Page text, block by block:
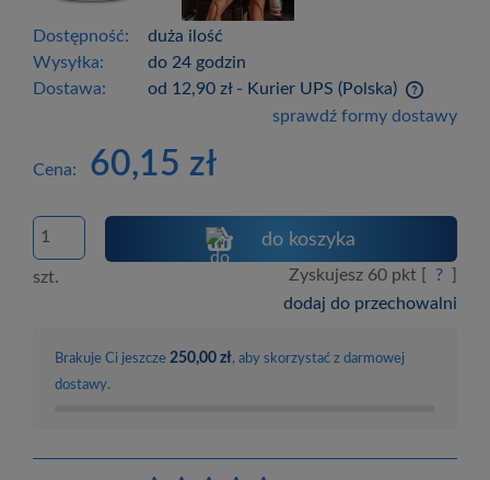
Dostępność:
duża ilość
Wysyłka:
do 24 godzin
Dostawa:
od 12,90 zł - Kurier UPS (Polska)
Cena nie zawiera ewentualnych kosztówsprawdź formy dostawy
Cena: 60,15 zł
szt.
do koszyka
Zyskujesz 60pkt [ ?
dodaj do przechowalni
Brakuje Ci jeszcze 250,00 zł, aby skorzystać z darmowej
dostawy.